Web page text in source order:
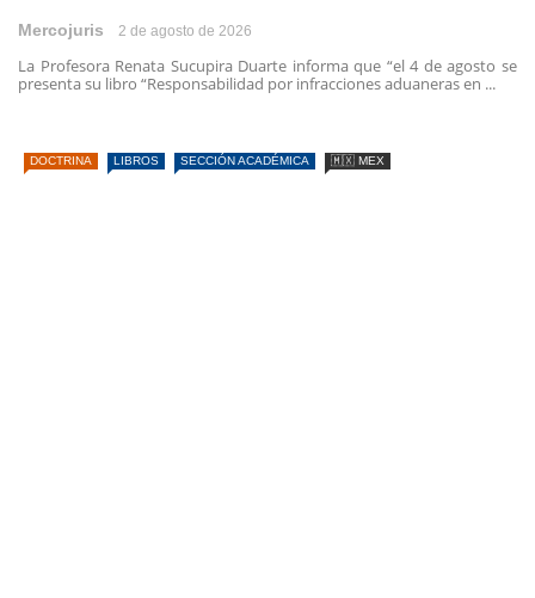
Mercojuris 2 de agosto de 2026
La Profesora Renata Sucupira Duarte informa que “el 4 de agosto se
presenta su libro “Responsabilidad por infracciones aduaneras en ...
DOCTRINA LIBROS SECCIÓN ACADÉMICA 🇲🇽 MEX